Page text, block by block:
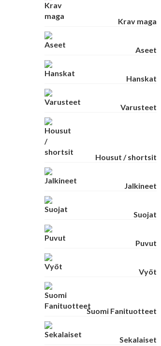
Krav maga
Aseet
Hanskat
Varusteet
Housut / shortsit
Jalkineet
Suojat
Puvut
Vyöt
Suomi Fanituotteet
Sekalaiset